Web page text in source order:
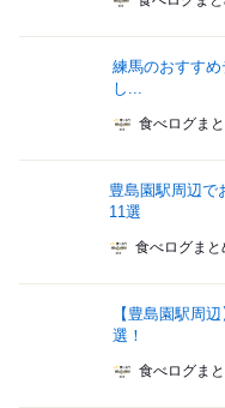
練馬のおすす
し...
食べログま
豊島園駅周辺で
11選
食べログま
【豊島園駅周
選！
食べログま